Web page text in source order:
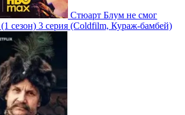
Стюарт Блум не смог
(1 сезон) 3 серия (Coldfilm, Кураж-бамбей)